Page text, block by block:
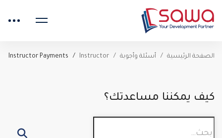
الصفحة الرئيسية أسئلة وأجوبة Instructor
Instructor Payments
كيف يمكننا مساعدتك؟